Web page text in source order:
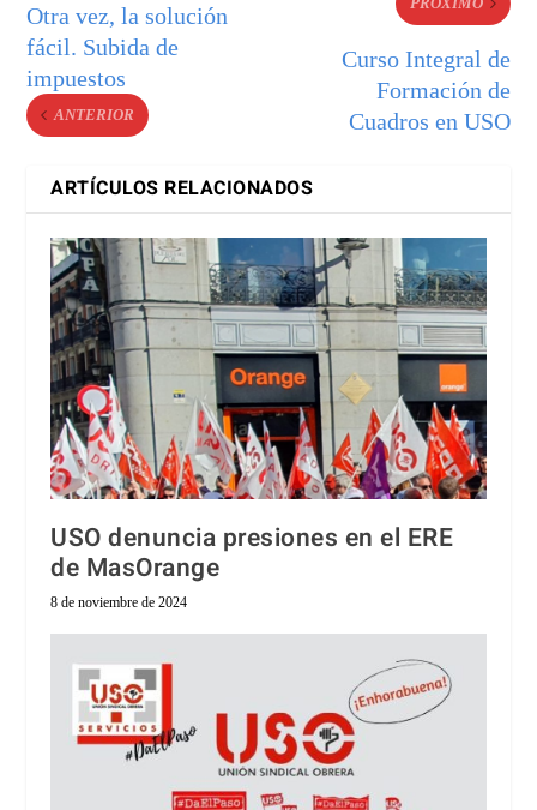
Otra vez, la solución
fácil. Subida de
impuestos
ANTERIOR
Curso Integral de
Formación de
Cuadros en USO
ARTÍCULOS RELACIONADOS
USO denuncia presiones en el ERE
de MasOrange
8 de noviembre de 2024